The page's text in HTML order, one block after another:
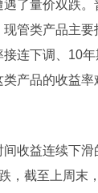
了量价双跌。
管类产品主要
连下调、10
产品的收益率
收益连续下
，截至上周末